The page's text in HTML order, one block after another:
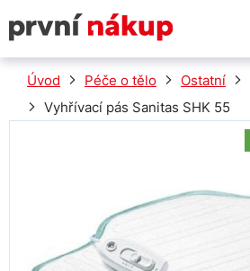
VÝPRODEJ
Úvod Péče o tělo Ostatní
Vyhřívací pás Sanitas SHK 55